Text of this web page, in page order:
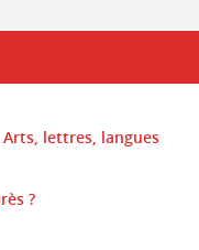
Arts, lettres, langues
?